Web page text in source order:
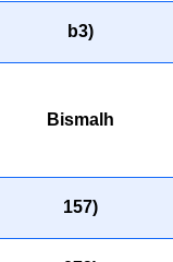
Bismalh